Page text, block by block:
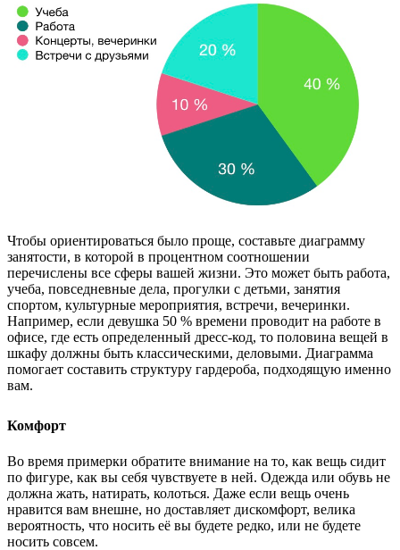
Чтобы ориентироваться было проще, составьте диаграмму
занятости, в которой в процентном соотношении
перечислены все сферы вашей жизни. Это может быть работа,
учеба, повседневные дела, прогулки с детьми, занятия
спортом, культурные мероприятия, встречи, вечеринки.
Например, если девушка 50 % времени проводит на работе в
офисе, где есть определенный дресс-код, то половина вещей в
шкафу должны быть классическими, деловыми. Диаграмма
помогает составить структуру гардероба, подходящую именно
вам.
Комфорт
Во время примерки обратите внимание на то, как вещь сидит
по фигуре, как вы себя чувствуете в ней. Одежда или обувь не
должна жать, натирать, колоться. Даже если вещь очень
нравится вам внешне, но доставляет дискомфорт, велика
вероятность, что носить её вы будете редко, или не будете
носить совсем.